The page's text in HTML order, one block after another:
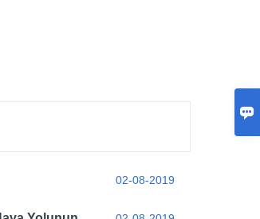

02-08-2019